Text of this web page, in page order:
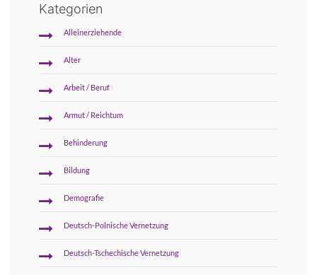
Kategorien
Alleinerziehende
Alter
Arbeit / Beruf
Armut / Reichtum
Behinderung
Bildung
Demografie
Deutsch-Polnische Vernetzung
Deutsch-Tschechische Vernetzung